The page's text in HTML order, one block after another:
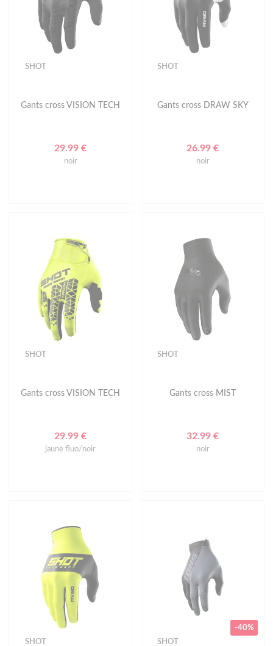
SHOT
Gants cross VISION TECH
29.99 €
noir
SHOT
Gants cross DRAW SKY
26.99 €
noir
SHOT
Gants cross VISION TECH
29.99 €
jaune fluo/noir
SHOT
Gants cross MIST
32.99 €
noir
SHOT
-40%
SHOT